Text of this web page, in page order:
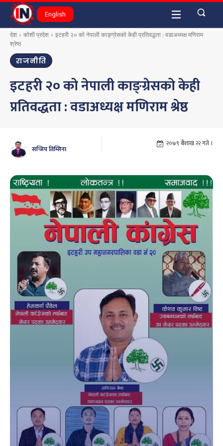
English
देश कोशी प्रदेश
इटहरी २० को नेपाली काङ्ग्रेसको केही प्रतिवद्धता : वडाअध्यक्ष मणिराम
श्रेष्ठ
राजनीति
इटहरी २० को नेपाली काङ्ग्रेसको केही
प्रतिवद्धता : वडाअध्यक्ष मणिराम श्रेष्ठ
सन्जिप तिम्सिना
२०७९ बैशाख २२ गते ।